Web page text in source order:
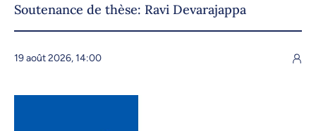
Soutenance de thèse: Ravi Devarajappa
19 août 2026, 14:00